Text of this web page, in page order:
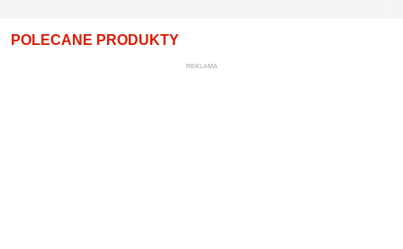
POLECANE PRODUKTY
REKLAMA